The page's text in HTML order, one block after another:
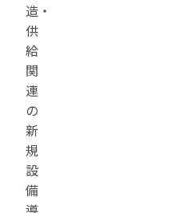
造・
供
給
関
連
の
新
規
設
備